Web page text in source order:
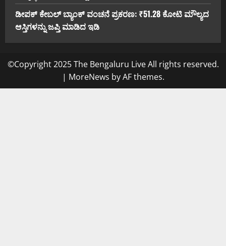
ಡೀಪಕ್ ಕೇಬಲ್ ಬ್ಯಾಂಕ್ ವಂಚನೆ ಪ್ರಕರಣ: ₹51.28 ಕೋಟಿ ಮೌಲ್ಯದ
ಆಸ್ತಿಗಳನ್ನು ಜಪ್ತಿ ಮಾಡಿದ ಇಡಿ
©Copyright 2025 The Bengaluru Live All rights reserved.
| MoreNews by AF themes.